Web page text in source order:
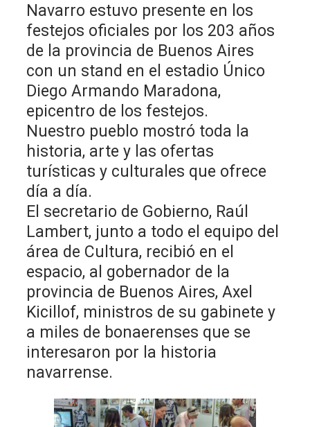
Navarro estuvo presente en los
festejos oficiales por los 203 años
de la provincia de Buenos Aires
con un stand en el estadio Único
Diego Armando Maradona,
epicentro de los festejos.
Nuestro pueblo mostró toda la
historia, arte y las ofertas
turísticas y culturales que ofrece
día a día.
El secretario de Gobierno, Raúl
Lambert, junto a todo el equipo del
área de Cultura, recibió en el
espacio, al gobernador de la
provincia de Buenos Aires, Axel
Kicillof, ministros de su gabinete y
a miles de bonaerenses que se
interesaron por la historia
navarrense.